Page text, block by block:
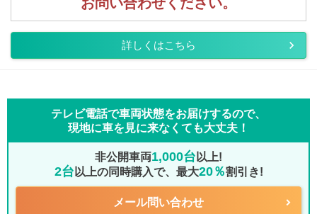
詳しくはこちら
テレビ電話で車両状態をお届けするので、
現地に車を見に来なくても大丈夫！
非公開車両1,000台 以上!
2台 以上の同時購入で、最大20％割引き!
メール問い合わせ